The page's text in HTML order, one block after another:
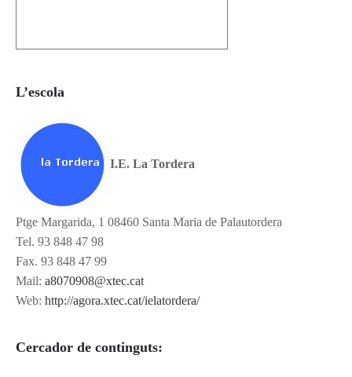
L’escola
I.E. La Tordera
Ptge Margarida, 1 08460 Santa Maria de Palautordera
Tel. 93 848 47 98
Fax. 93 848 47 99
Mail: a8070908@xtec.cat
Web: http://agora.xtec.cat/ielatordera/
Cercador de continguts: